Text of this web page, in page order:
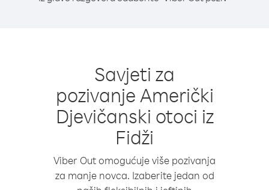
Savjeti za
pozivanje Američki
Djevičanski otoci iz
Fidži
Viber Out omogućuje više pozivanja
za manje novca. Izaberite jedan od